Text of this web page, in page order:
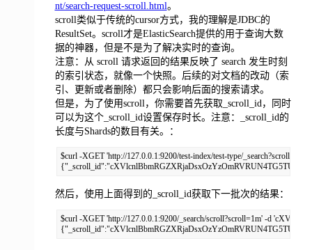
nt/search-request-scroll.html。
scroll类似于传统的cursor方式，我的理解是JDBC的
ResultSet。scroll才是ElasticSearch提供的用于查询大数
据的神器，但是不是为了解决实时的查询。
注意：从 scroll 请求返回的结果反映了 search 发生时刻
的索引状态，就像一个快照。后续的对文档的改动（索
引、更新或者删除）都只会影响后面的搜索请求。
但是，为了使用scroll，你需要首先获取_scroll_id，同时
可以为这个_scroll_id设置保存时长。注意：_scroll_id的
长度与Shards的数目有关。：
$curl -XGET 'http://127.0.0.1:9200/test-index/test-type/
然后，使用上面得到的_scroll_id获取下一批次的结果：
$curl -XGET 'http://127.0.0.1:9200/_search/scroll?scroll=1m' -d